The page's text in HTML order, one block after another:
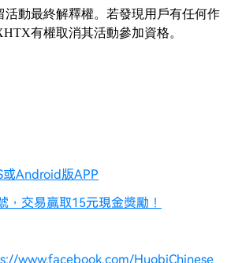
活動最終解釋權。若發現用戶有任何作
HTX有權取消其活動參加資格。
Android版APP
，交易贏取15元現金獎勵！
www.facebook.com/HuobiChinese